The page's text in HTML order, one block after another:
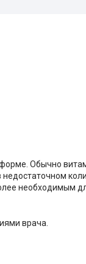
Обычно
необходимым
врача.